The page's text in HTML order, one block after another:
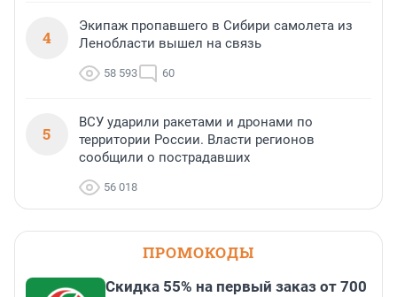
4
Экипаж пропавшего в Сибири самолета из
Ленобласти вышел на связь
58 593 60
5
ВСУ ударили ракетами и дронами по
территории России. Власти регионов
сообщили о пострадавших
56 018
ПРОМОКОДЫ
Скидка 55% на первый заказ от 700